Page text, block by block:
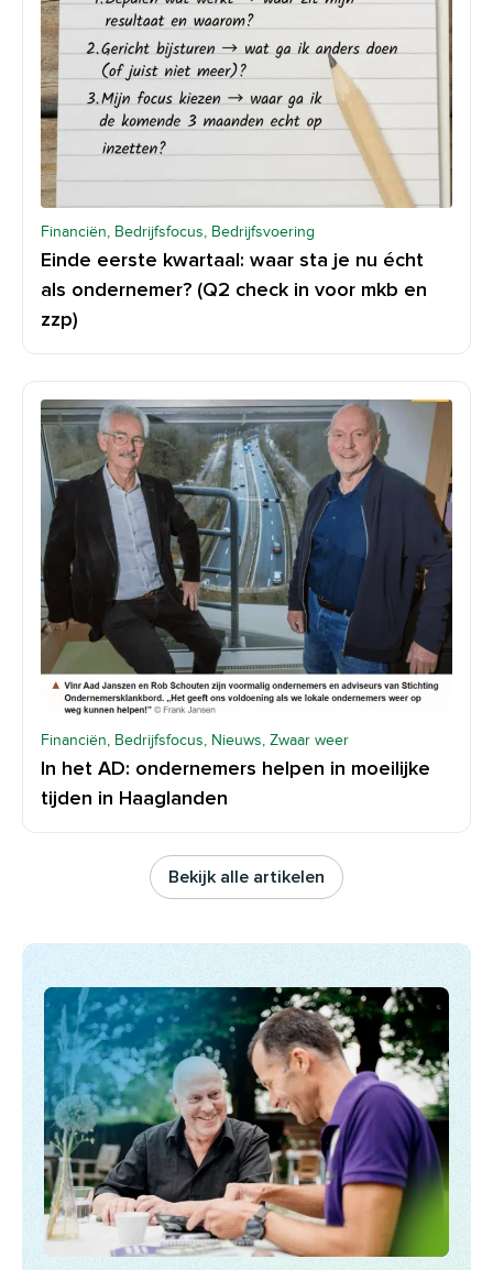
Financiën, Bedrijfsfocus, Bedrijfsvoering
Einde eerste kwartaal: waar sta je nu écht
als ondernemer? (Q2 check in voor mkb en
zzp)
Financiën, Bedrijfsfocus, Nieuws, Zwaar weer
In het AD: ondernemers helpen in moeilijke
tijden in Haaglanden
Bekijk alle artikelen